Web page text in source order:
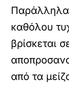
καθόλου
βρίσκεται
από τα